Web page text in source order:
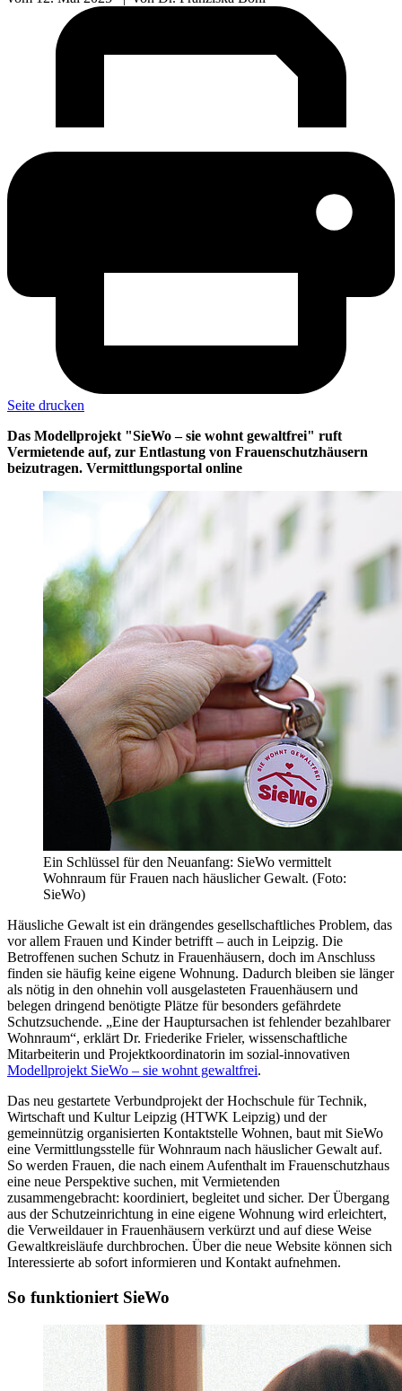
Seite drucken
Das Modellprojekt "SieWo – sie wohnt gewaltfrei" ruft
Vermietende auf, zur Entlastung von Frauenschutzhäusern
beizutragen. Vermittlungsportal online
Ein Schlüssel für den Neuanfang: SieWo vermittelt
Wohnraum für Frauen nach häuslicher Gewalt. (Foto:
SieWo)
Häusliche Gewalt ist ein drängendes gesellschaftliches Problem, das
vor allem Frauen und Kinder betrifft – auch in Leipzig. Die
Betroffenen suchen Schutz in Frauenhäusern, doch im Anschluss
finden sie häufig keine eigene Wohnung. Dadurch bleiben sie länger
als nötig in den ohnehin voll ausgelasteten Frauenhäusern und
belegen dringend benötigte Plätze für besonders gefährdete
Schutzsuchende. „Eine der Hauptursachen ist fehlender bezahlbarer
Wohnraum“, erklärt Dr. Friederike Frieler, wissenschaftliche
Mitarbeiterin und Projektkoordinatorin im sozial-innovativen
Modellprojekt SieWo – sie wohnt gewaltfrei.
Das neu gestartete Verbundprojekt der Hochschule für Technik,
Wirtschaft und Kultur Leipzig (HTWK Leipzig) und der
gemeinnützig organisierten Kontaktstelle Wohnen, baut mit SieWo
eine Vermittlungsstelle für Wohnraum nach häuslicher Gewalt auf.
So werden Frauen, die nach einem Aufenthalt im Frauenschutzhaus
eine neue Perspektive suchen, mit Vermietenden
zusammengebracht: koordiniert, begleitet und sicher. Der Übergang
aus der Schutzeinrichtung in eine eigene Wohnung wird erleichtert,
die Verweildauer in Frauenhäusern verkürzt und auf diese Weise
Gewaltkreisläufe durchbrochen. Über die neue Website können sich
Interessierte ab sofort informieren und Kontakt aufnehmen.
So funktioniert SieWo